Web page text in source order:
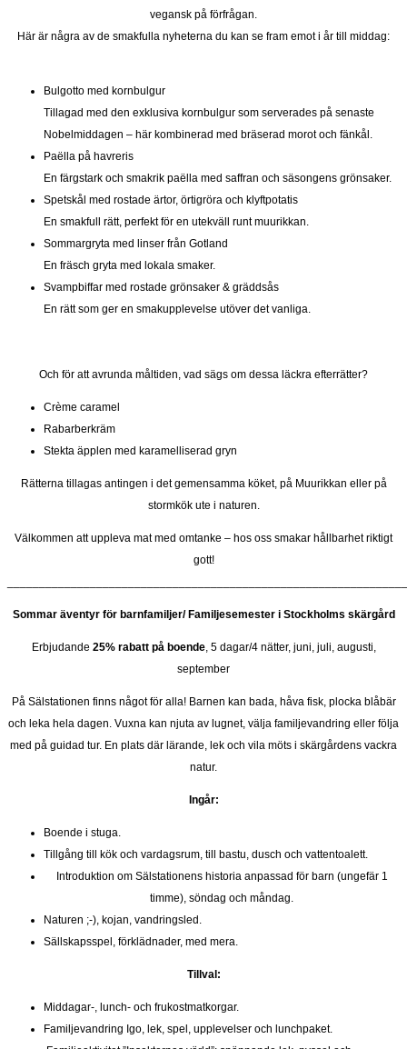
vegansk på förfrågan.
Här är några av de smakfulla nyheterna du kan se fram emot i år till middag:
Bulgotto med kornbulgur
Tillagad med den exklusiva kornbulgur som serverades på senaste
Nobelmiddagen – här kombinerad med bräserad morot och fänkål.
Paëlla på havreris
En färgstark och smakrik paëlla med saffran och säsongens grönsaker.
Spetskål med rostade ärtor, örtigröra och klyftpotatis
En smakfull rätt, perfekt för en utekväll runt muurikkan.
Sommargryta med linser från Gotland
En fräsch gryta med lokala smaker.
Svampbiffar med rostade grönsaker & gräddsås
En rätt som ger en smakupplevelse utöver det vanliga.
Och för att avrunda måltiden, vad sägs om dessa läckra efterrätter?
Crème caramel
Rabarberkräm
Stekta äpplen med karamelliserad gryn
Rätterna tillagas antingen i det gemensamma köket, på Muurikkan eller på
stormkök ute i naturen.
Välkommen att uppleva mat med omtanke – hos oss smakar hållbarhet riktigt
gott!
Sommar äventyr för barnfamiljer/ Familjesemester i Stockholms skärgård
Erbjudande 25% rabatt på boende, 5 dagar/4 nätter, juni, juli, augusti,
september
På Sälstationen finns något för alla! Barnen kan bada, håva fisk, plocka blåbär
och leka hela dagen. Vuxna kan njuta av lugnet, välja familjevandring eller följa
med på guidad tur. En plats där lärande, lek och vila möts i skärgårdens vackra
natur.
Ingår:
Boende i stuga.
Tillgång till kök och vardagsrum, till bastu, dusch och vattentoalett.
Introduktion om Sälstationens historia anpassad för barn (ungefär 1
timme), söndag och måndag.
Naturen ;-), kojan, vandringsled.
Sällskapsspel, förklädnader, med mera.
Tillval:
Middagar-, lunch- och frukostmatkorgar.
Familjevandring Igo, lek, spel, upplevelser och lunchpaket.